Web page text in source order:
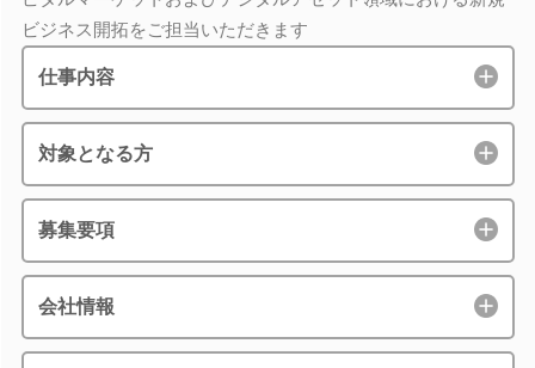
ビジネス開拓をご担当いただきます
仕事内容
対象となる方
募集要項
会社情報